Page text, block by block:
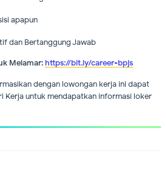
apapun
dan Bertanggung Jawab
Melamar:https://bit.ly/career-bpjs
dengan lowongan kerja ini dapat
Kerja untuk mendapatkan informasi loker